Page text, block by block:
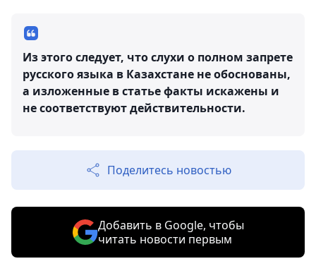
Из этого следует, что слухи о полном запрете
русского языка в Казахстане не обоснованы,
а изложенные в статье факты искажены и
не соответствуют действительности.
Поделитесь новостью
Добавить в Google, чтобы
читать новости первым